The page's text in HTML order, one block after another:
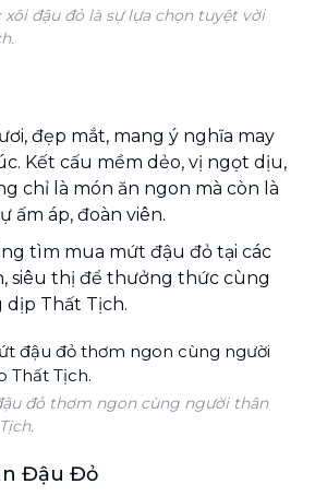
đậu đỏ là sự lựa chọn tuyệt vời
đẹp mắt, mang ý nghĩa may
Kết cấu mềm dẻo, vị ngọt dịu,
chỉ là món ăn ngon mà còn là
ấm áp, đoàn viên.
tìm mua mứt đậu đỏ tại các
siêu thị để thưởng thức cùng
Thất Tịch.
đỏ thơm ngon cùng người thân
Đậu Đỏ